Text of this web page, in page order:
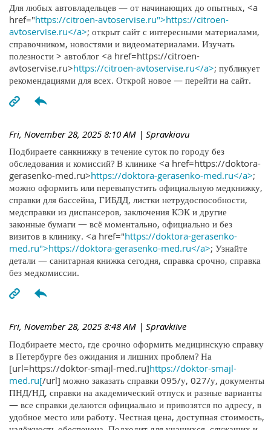
Для любых автовладельцев — от начинающих до опытных, <a
href="https://citroen-avtoservise.ru">https://citroen-
avtoservise.ru</a>; открыт сайт с интересными материалами,
справочником, новостями и видеоматериалами. Изучать
полезности > автоблог <a href=https://citroen-
avtoservise.ru>https://citroen-avtoservise.ru</a>; публикует
рекомендациями для всех. Открой новое — перейти на сайт.
Fri, November 28, 2025 8:10 AM | Spravkiovu
Подбираете санкнижку в течение суток по городу без
обследования и комиссий? В клинике <a href=https://doktora-
gerasenko-med.ru>https://doktora-gerasenko-med.ru</a>;
можно оформить или перевыпустить официальную медкнижку,
справки для бассейна, ГИБДД, листки нетрудоспособности,
медсправки из диспансеров, заключения КЭК и другие
законные бумаги — всё моментально, официально и без
визитов в клинику. <a href="https://doktora-gerasenko-
med.ru">https://doktora-gerasenko-med.ru</a>; Узнайте
детали — санитарная книжка сегодня, справка срочно, справка
без медкомиссии.
Fri, November 28, 2025 8:48 AM | Spravkiive
Подбираете место, где срочно оформить медицинскую справку
в Петербурге без ожидания и лишних проблем? На
[url=https://doktor-smajl-med.ru]https://doktor-smajl-
med.ru[/url] можно заказать справки 095/у, 027/у, документы
ПНД/НД, справки на академический отпуск и разные варианты
— все справки делаются официально и привозятся по адресу, в
удобное место или работу. Честная цена, доступная стоимость,